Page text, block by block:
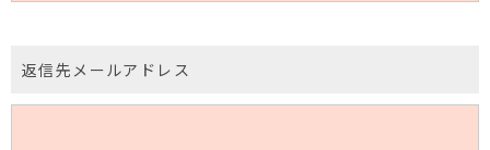
返信先メールアドレス